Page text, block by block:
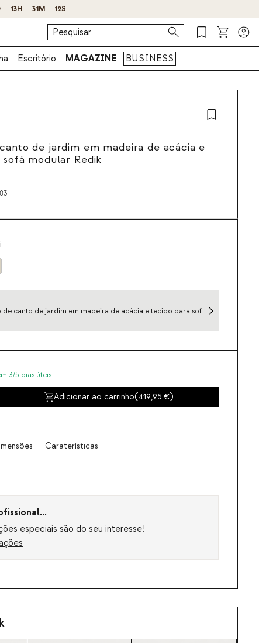
Escritório MAGAZINE BUSINESS
de jardim em madeira de acácia e
modular Redik
de canto de jardim em madeira de acácia e tecido para sofá
3/5 dias úteis
Adicionar ao carrinho(419,95 )
Caraterísticas
especiais são do seu interesse!